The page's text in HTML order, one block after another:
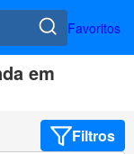
Favoritos
em
Filtros